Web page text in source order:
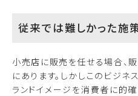
従来では難しかった施
小売店に販売を任せる場合、
にあります。しかしこのビジネ
ランドイメージを消費者に的